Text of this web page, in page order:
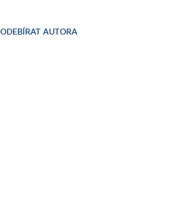
ODEBÍRAT AUTORA